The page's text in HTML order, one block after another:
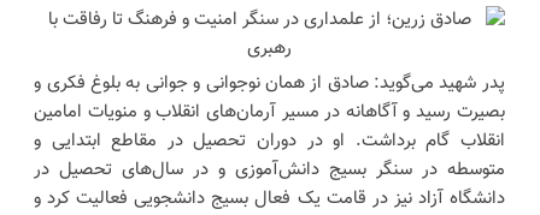
پدر شهید می‌گوید: صادق از همان نوجوانی و جوانی به بلوغ فکری و
بصیرت رسید و آگاهانه در مسیر آرمان‌های انقلاب و منویات امامین
انقلاب گام برداشت. او در دوران تحصیل در مقاطع ابتدایی و
متوسطه در سنگر بسیج دانش‌آموزی و در سال‌های تحصیل در
دانشگاه آزاد نیز در قامت یک فعال بسیج دانشجویی فعالیت کرد و